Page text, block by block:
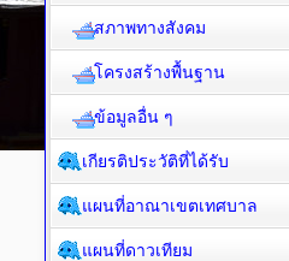
สภาพทางสังคม
โครงสร้างพื้นฐาน
ข้อมูลอื่น ๆ
เกียรติประวัติที่ได้รับ
แผนที่อาณาเขตเทศบาล
แผนที่ดาวเทียม